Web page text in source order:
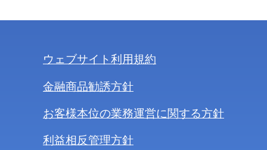
ウェブサイト利用規約
金融商品勧誘方針
お客様本位の業務運営に関する方針
利益相反管理方針